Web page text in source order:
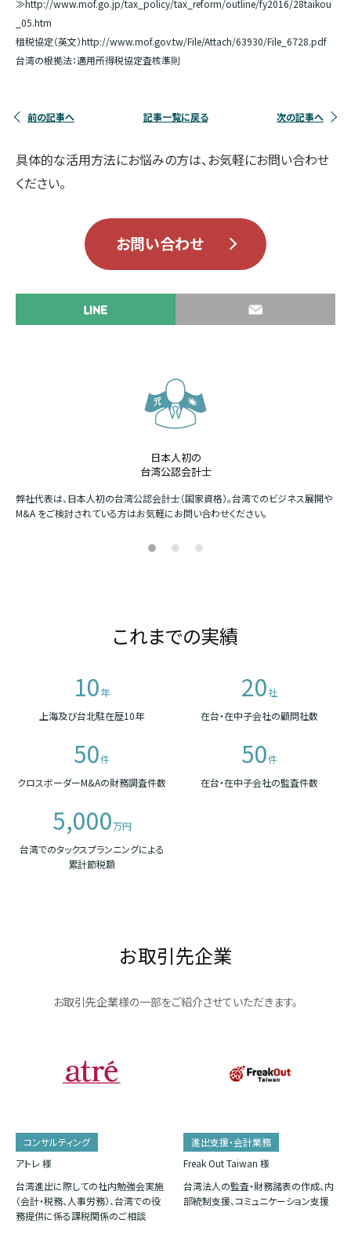
≫http://www.mof.go.jp/tax_policy/tax_reform/outline/fy2016/28taikou
_05.htm
租税協定（英文）http://www.mof.gov.tw/File/Attach/63930/File_6728.pdf
台湾の根拠法：適用所得税協定査核準則
前の記事へ 記事一覧に戻る 次の記事へ
具体的な活用方法にお悩みの方は、お気軽にお問い合わせ
ください。
お問い合わせ
日本人初の
台湾公認会計士
弊社代表は、日本人初の台湾公認会計士（国家資格）。台湾でのビジネス展開や
M&A をご検討されている方はお気軽にお問い合わせください。
これまでの実績
10年
上海及び台北駐在歴10年
20社
在台・在中子会社の顧問社数
50件
クロスボーダーM&Aの財務調査件数
50件
在台・在中子会社の監査件数
5,000万円
台湾でのタックスプランニングによる
累計節税額
お取引先企業
お取引先企業様の一部をご紹介させていただきます。
コンサルティング
アトレ 様
台湾進出に際しての社内勉強会実施
（会計・税務、人事労務）、台湾での役
務提供に係る課税関係のご相談
進出支援・会計業務
Freak Out Taiwan 様
台湾法人の監査・財務諸表の作成、内
部統制支援、コミュニケーション支援